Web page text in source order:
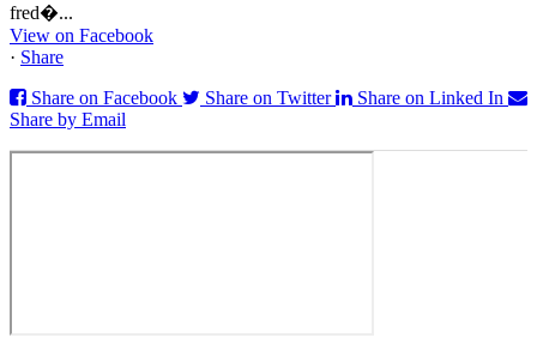
fred�...
View on Facebook
· Share
Share on Facebook
Share on Twitter
Share on Linked In
Share by Email